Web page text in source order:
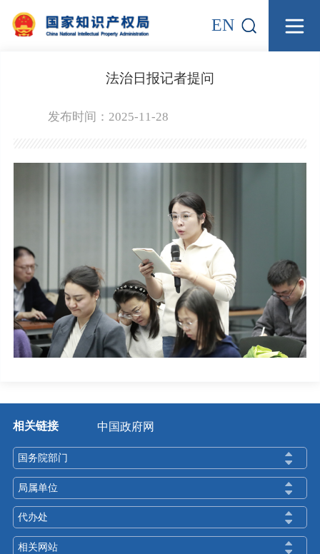
EN
法治日报记者提问
发布时间：2025-11-28
相关链接 中国政府网
国务院部门
局属单位
代办处
相关网站